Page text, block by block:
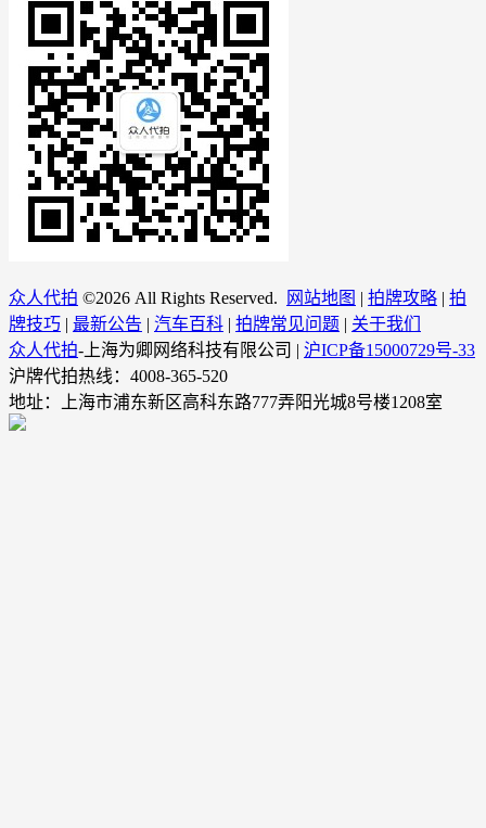
众人代拍 ©2026 All Rights Reserved. 网站地图 | 拍牌攻略 | 拍
牌技巧 | 最新公告 | 汽车百科 | 拍牌常见问题 | 关于我们
众人代拍-上海为卿网络科技有限公司 | 沪ICP备15000729号-33
沪牌代拍热线：4008-365-520
地址：上海市浦东新区高科东路777弄阳光城8号楼1208室